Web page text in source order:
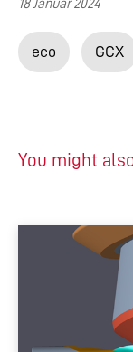
18 Januar 2024
eco GCX
You might